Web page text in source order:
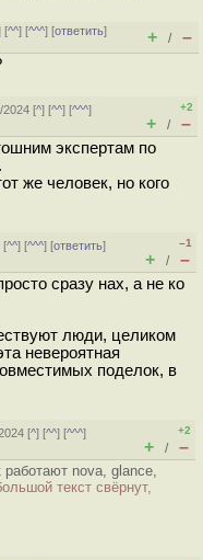
[^^] [^^^] [ответить]
+ / –
2024 [^] [^^] [^^^]
+2
+ / –
экспертам по
же человек, но кого
[^^] [^^^] [ответить]
–1
+ / –
сразу нax, а не ко
люди, целиком
невероятная
поделок, в
[^] [^^] [^^^]
+2
+ / –
nova, glance,
текст свёрнут,